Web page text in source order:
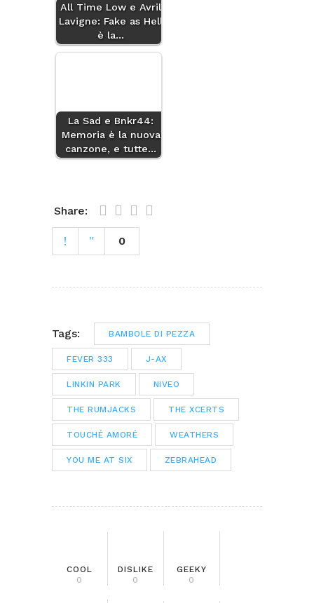
All Time Low e Avril
Lavigne: Fake as Hell
è la…
La Sad e Bnkr44:
Memoria è la nuova
canzone, e tutte…
Share:
0
Tags: BAMBOLE DI PEZZA
FEVER 333 J-AX
LINKIN PARK NIVEO
THE RUMJACKS THE XCERTS
TOUCHÉ AMORÉ WEATHERS
YOU ME AT SIX ZEBRAHEAD
COOL
0
DISLIKE
0
GEEKY
0